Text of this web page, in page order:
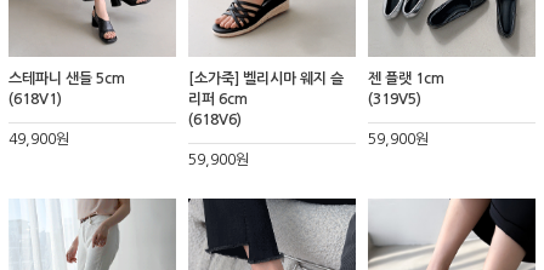
스테파니 샌들 5cm
(618V1)
49,900원
[소가죽] 벨리시마 웨지 슬
리퍼 6cm
(618V6)
59,900원
젠 플랫 1cm
(319V5)
59,900원